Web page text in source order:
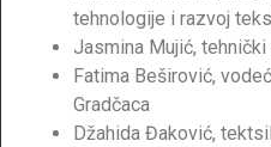
tehnologije i razvoj
Jasmina Mujić,
Fatima Beširović,
Gradčaca
Džahida Đaković,